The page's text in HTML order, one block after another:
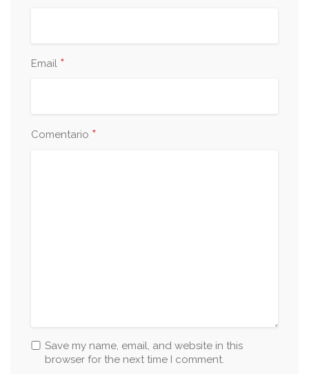
Email *
Comentario *
Save my name, email, and website in this
browser for the next time I comment.